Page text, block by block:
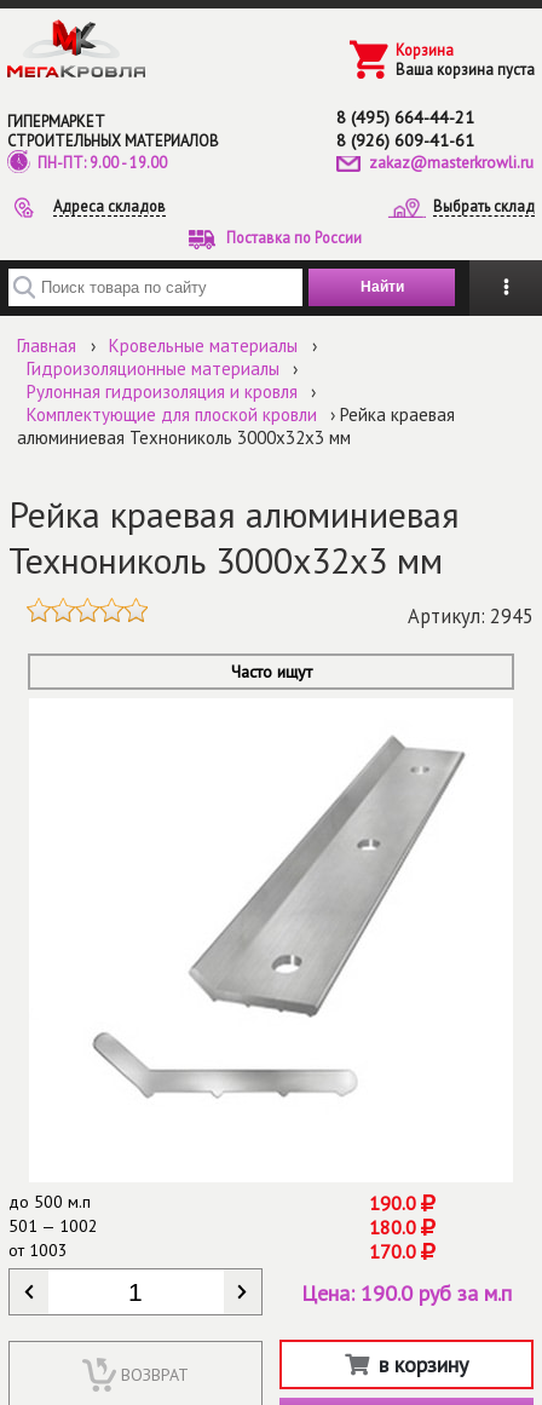
Перейти к основному содержанию
ГИПЕРМАРКЕТ
СТРОИТЕЛЬНЫХ МАТЕРИАЛОВ
ПН-ПТ: 9.00 - 19.00
8 (495) 664-44-21
8 (926) 609-41-61
zakaz@masterkrowli.ru
Адреса складов
Выбрать склад
Поставка по России
Корзина
Ваша корзина пуста
Введите ключевые слова для поиска
Главная › Кровельные материалы
›
Гидроизоляционные материалы
›
Рулонная гидроизоляция и кровля
›
Комплектующие для плоской кровли
› Рейка краевая
алюминиевая Технониколь 3000х32х3 мм
Рейка краевая алюминиевая
Технониколь 3000х32х3 мм
Артикул: 2945
Часто ищут
до 500 м.п 190.0
501 — 1002 180.0
от1003 170.0
КОЛИЧЕСТВО
ВОЗВРАТ
Цена: 190.0 руб за м.п
в корзину